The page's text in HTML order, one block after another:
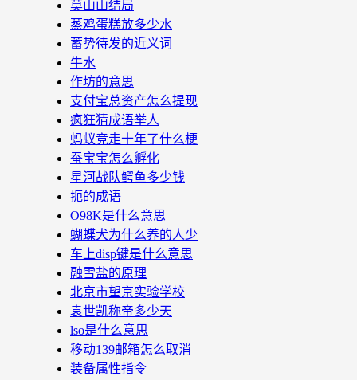
莫山山结局
蒸鸡蛋糕放多少水
蓄势待发的近义词
牛水
作坊的意思
支付宝总资产怎么提现
疯狂猜成语举人
蚂蚁竞走十年了什么梗
蚕宝宝怎么孵化
星河战队鳄鱼多少钱
扼的成语
O98K是什么意思
蝴蝶犬为什么养的人少
车上disp键是什么意思
融雪盐的原理
北京市望京实验学校
袁世凯称帝多少天
lso是什么意思
移动139邮箱怎么取消
装备属性指令